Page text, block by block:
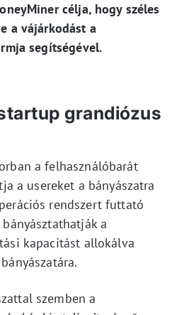
célja, hogy széles
a vájárkodást a
segítségével.
grandiózus
a felhasználóbarát
a usereket a bányászatra
rendszert futtató
a
kapacitást allokálva
bányászatára.
szemben a